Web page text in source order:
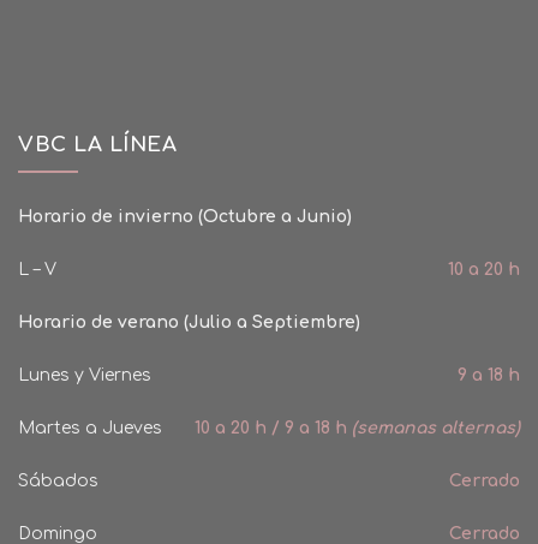
VBC LA LÍNEA
Horario de invierno (Octubre a Junio)
L – V 10 a 20 h
Horario de verano (Julio a Septiembre)
Lunes y Viernes 9 a 18 h
Martes a Jueves 10 a 20 h / 9 a 18 h (semanas alternas)
Sábados Cerrado
Domingo Cerrado